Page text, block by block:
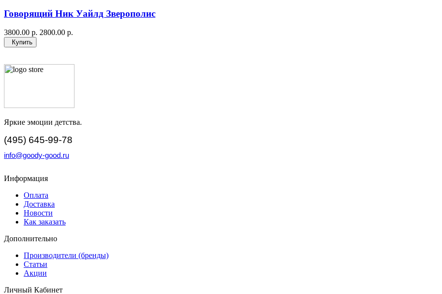
Говорящий Ник Уайлд Зверополис
3800.00 р. 2800.00 р.
Купить
Яркие эмоции детства.
(495) 645-99-78
info@goody-good.ru
Информация
Оплата
Доставка
Новости
Как заказать
Дополнительно
Производители (бренды)
Статьи
Акции
Личный Кабинет